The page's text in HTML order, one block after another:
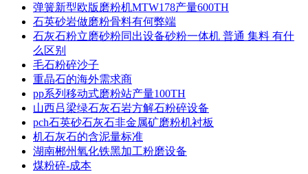
弹簧新型欧版磨粉机MTW178产量600TH
石英砂岩做磨粉骨料有何弊端
石灰石粉立磨砂粉同出设备砂粉一体机 普通 集料 有什
么区别
毛石粉碎沙子
重晶石的海外需求商
pp系列移动式磨粉站产量100TH
山西吕梁绿石灰石岩方解石粉碎设备
pch石英砂石灰石非金属矿磨粉机衬板
机石灰石的含泥量标准
湖南郴州氧化铁黑加工粉磨设备
煤粉碎-成本